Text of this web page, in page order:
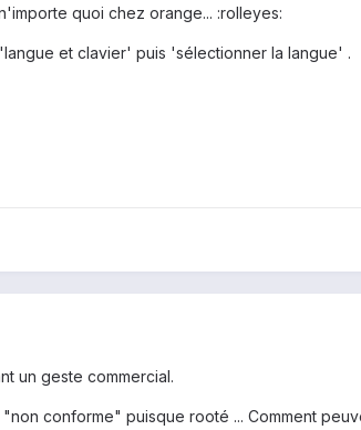
quoi chez orange... :rolleyes:
et clavier' puis 'sélectionner la langue' .
un geste commercial.
conforme" puisque rooté ... Comment